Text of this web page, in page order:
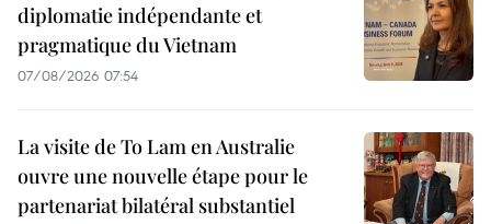
diplomatie indépendante et
pragmatique du Vietnam
07/08/2026 07:54
La visite de To Lam en Australie
ouvre une nouvelle étape pour le
partenariat bilatéral substantiel